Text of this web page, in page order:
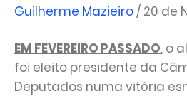
Guilherme Mazieiro/ 20 de
EM FEVEREIRO PASSADO, o
foi eleito presidente da
Deputados numa vitória